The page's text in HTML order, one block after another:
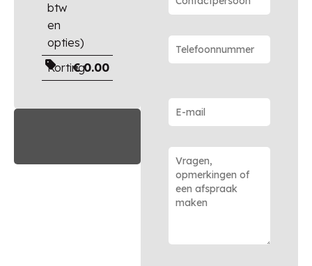
btw
en
opties)
Korting
€0.00